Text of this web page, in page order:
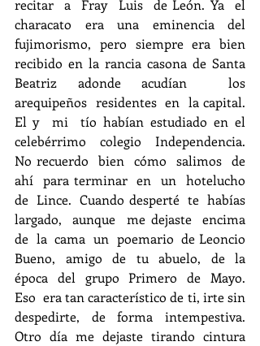
recitar  a  Fray  Luis  de León. Ya  el
characato  era  una  eminencia  del
fujimorismo,  pero  siempre  era  bien
recibido en la rancia casona de Santa
Beatriz adonde acudían  los
arequipeños  residentes  en  la capital.
El y  mi  tío habían estudiado en el
celebérrimo  colegio  Independencia.
No recuerdo  bien  cómo  salimos  de
ahí  para terminar  en  un  hotelucho
de  Lince.  Cuando desperté  te  habías
largado,  aunque  me dejaste  encima
de  la  cama  un  poemario  de Leoncio
Bueno,  amigo  de  tu  abuelo,  de  la
época  del  grupo  Primero  de  Mayo.
Eso  era tan característico de ti, irte sin
despedirte, de forma intempestiva.
Otro  día  me  dejaste  tirando  cintura